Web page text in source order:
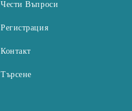
Чести Въпроси
Регистрация
Контакт
Търсене